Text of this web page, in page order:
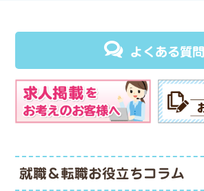
よくある質問
就職＆転職お役立ちコラム